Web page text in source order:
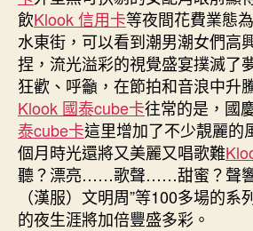
飲Klook 信用卡等夜間花費業態
水東街，可以看到潮男潮女們高
捏，流光溢彩的視覺盛宴撲滅了
狂歡、呼籲，在節拍和音浪中升
Klook 國泰cube卡往常的是，國
泰cube卡這里增加了不少靚麗的
個月時光還將又美麗又唱歌難
聽？漂亮……歌聲……甜蜜？聲響
（漢服）文明周”等100多場的系
的夜生涯將加倍豐盛多彩。